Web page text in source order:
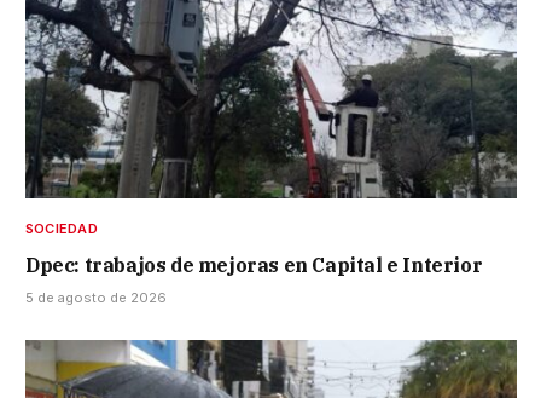
SOCIEDAD
Dpec: trabajos de mejoras en Capital e Interior
5 de agosto de 2026